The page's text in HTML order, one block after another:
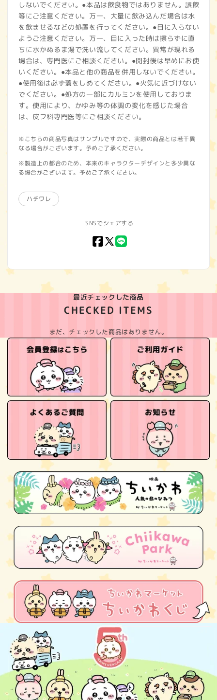
しないでください。●本品は飲食物ではありません。誤飲
等にご注意ください。万一、大量に飲み込んだ場合は水
を飲ませるなどの処置を行ってください。●目に入らない
ようご注意ください。万一、目に入った時は擦らずに直
ちに水かぬるま湯で洗い流してください。異常が現れる
場合は、専門医にご相談ください。●開封後は早めにお使
いください。●本品と他の商品を併用しないでください。
●使用後は必ず蓋をしめてください。●火気に近づけない
でください。●処方の一部にカルミンを使用しておりま
す。使用により、かゆみ等の体調の変化を感じた場合
は、皮フ科専門医等にご相談ください。
※こちらの商品写真はサンプルですので、実際の商品とは若干異
なる場合がございます。予めご了承ください。
※製造上の都合のため、本来のキャラクターデザインと多少異な
る場合がございます。予めご了承ください。
ハチワレ
SNSでシェアする
Facebook
X
LINE
最近チェックした商品
CHECKED ITEMS
まだ、チェックした商品はありません。